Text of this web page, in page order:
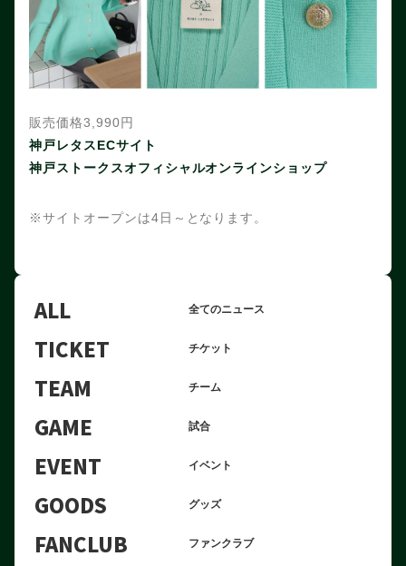
販売価格3,990円
神戸レタスECサイト
神戸ストークスオフィシャルオンラインショップ
※サイトオープンは4日～となります。
ALL 全てのニュース
TICKET チケット
TEAM チーム
GAME 試合
EVENT イベント
GOODS グッズ
FANCLUB ファンクラブ